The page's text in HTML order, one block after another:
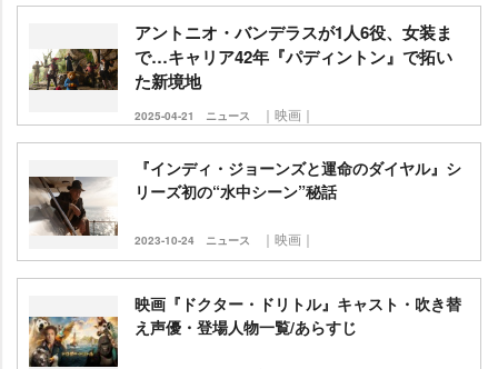
アントニオ・バンデラスが1人6役、女装ま
で…キャリア42年『パディントン』で拓い
た新境地
2025-04-21 ニュース ｜映画｜
『インディ・ジョーンズと運命のダイヤル』シ
リーズ初の“水中シーン”秘話
2023-10-24 ニュース ｜映画｜
映画『ドクター・ドリトル』キャスト・吹き替
え声優・登場人物一覧/あらすじ